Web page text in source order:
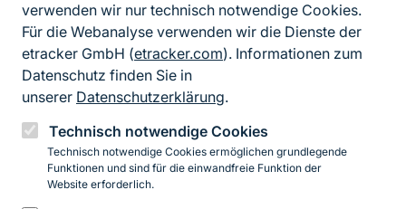
verwenden wir nur technisch notwendige Cookies.
Für die Webanalyse verwenden wir die Dienste der
etracker GmbH (etracker.com). Informationen zum
Datenschutz finden Sie in
unserer Datenschutzerklärung.
Technisch notwendige Cookies
Technisch notwendige Cookies ermöglichen grundlegende
Funktionen und sind für die einwandfreie Funktion der
Website erforderlich.
FußzeileKontakt zum BfN
Kontaktformular
Erklärung zur Barrierefreiheit
Impressum
Datenschutz